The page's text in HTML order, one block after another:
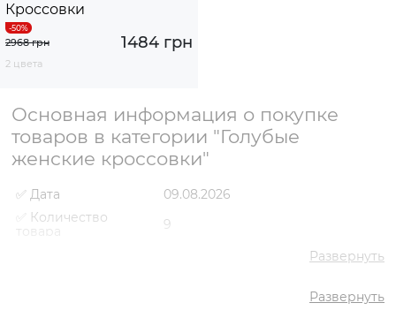
Кроссовки
1484 грн
2968 грн
2 цвета
Основная информация о покупке
товаров в категории "Голубые
женские кроссовки"
✅ Дата
09.08.2026
✅ Количество
товара
9
Развернуть
Развернуть